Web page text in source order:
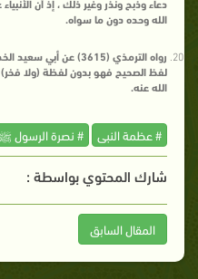
دعاء وذبح ونذر وغير ذلك ، إذ أن
الله وحده دون ما سواه.
رواه الترمذي (3615) عن
الله عنه.
# عظمة النبى # نصرة الرسول
شارك المحتوي بواسطة :
المقال السابق